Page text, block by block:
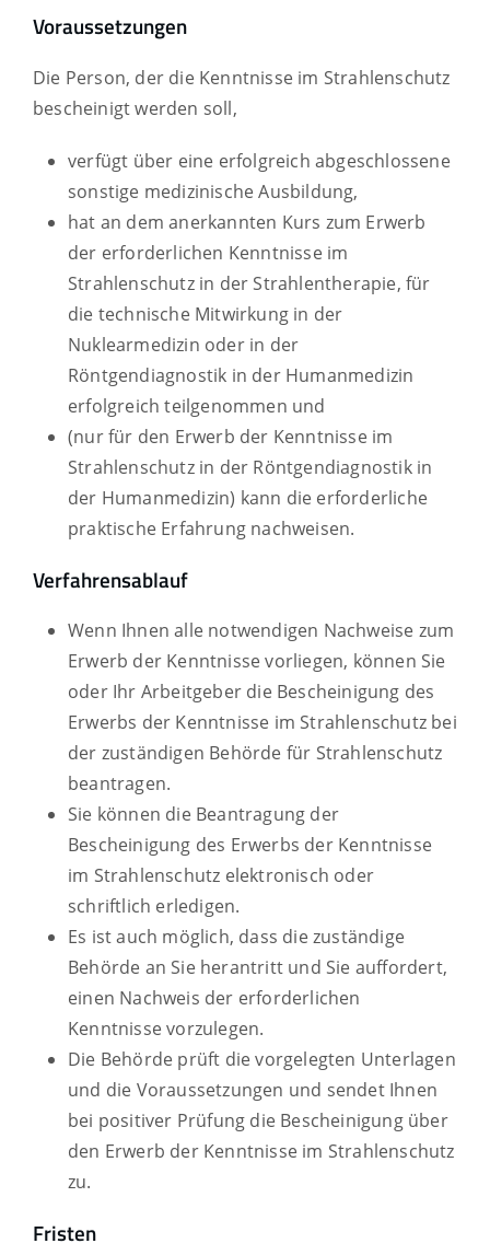
Voraussetzungen
Die Person, der die Kenntnisse im Strahlenschutz
bescheinigt werden soll,
verfügt über eine erfolgreich abgeschlossene
sonstige medizinische Ausbildung,
hat an dem anerkannten Kurs zum Erwerb
der erforderlichen Kenntnisse im
Strahlenschutz in der Strahlentherapie, für
die technische Mitwirkung in der
Nuklearmedizin oder in der
Röntgendiagnostik in der Humanmedizin
erfolgreich teilgenommen und
(nur für den Erwerb der Kenntnisse im
Strahlenschutz in der Röntgendiagnostik in
der Humanmedizin) kann die erforderliche
praktische Erfahrung nachweisen.
Verfahrensablauf
Wenn Ihnen alle notwendigen Nachweise zum
Erwerb der Kenntnisse vorliegen, können Sie
oder Ihr Arbeitgeber die Bescheinigung des
Erwerbs der Kenntnisse im Strahlenschutz bei
der zuständigen Behörde für Strahlenschutz
beantragen.
Sie können die Beantragung der
Bescheinigung des Erwerbs der Kenntnisse
im Strahlenschutz elektronisch oder
schriftlich erledigen.
Es ist auch möglich, dass die zuständige
Behörde an Sie herantritt und Sie auffordert,
einen Nachweis der erforderlichen
Kenntnisse vorzulegen.
Die Behörde prüft die vorgelegten Unterlagen
und die Voraussetzungen und sendet Ihnen
bei positiver Prüfung die Bescheinigung über
den Erwerb der Kenntnisse im Strahlenschutz
zu.
Fristen